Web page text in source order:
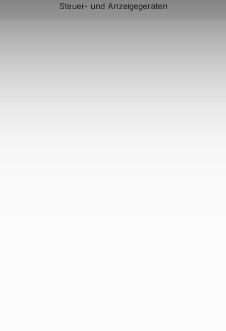
Steuer- und Anzeigegeräten